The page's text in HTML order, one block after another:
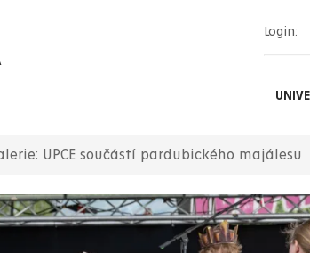
Login:
UPCE součástí pardubického majálesu